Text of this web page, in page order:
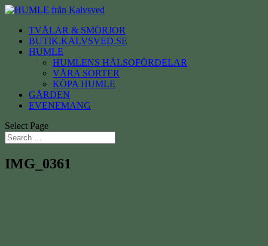
TVÅLAR & SMÖRJOR
BUTIK.KALVSVED.SE
HUMLE
HUMLENS HÄLSOFÖRDELAR
VÅRA SORTER
KÖPA HUMLE
GÅRDEN
EVENEMANG
Select Page
IMG_0361